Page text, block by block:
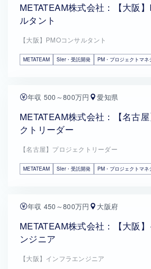
METATEAM株式会社：【大阪
ルタント
【大阪】PMOコンサルタント
METATEAM SIer・受託開発 PM・プロジェクトマネ
年収 500～800万円 愛知県
METATEAM株式会社：【名古
クトリーダー
【名古屋】プロジェクトリーダー
METATEAM SIer・受託開発 PM・プロジェクトマネ
年収 450～800万円 大阪府
METATEAM株式会社：【大阪
ンジニア
【大阪】インフラエンジニア